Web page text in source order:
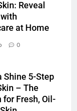
Reveal
at Home
0
Shine 5-Step
– The
Fresh, Oil-